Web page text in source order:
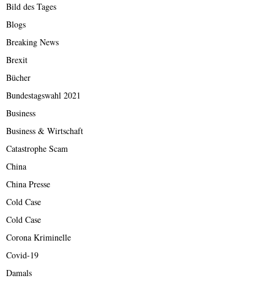
Bild des Tages
Blogs
Breaking News
Brexit
Bücher
Bundestagswahl 2021
Business
Business & Wirtschaft
Catastrophe Scam
China
China Presse
Cold Case
Cold Case
Corona Kriminelle
Covid-19
Damals